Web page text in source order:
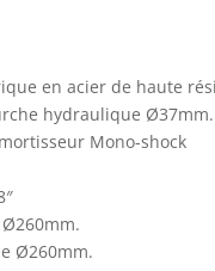
en acier de haute
hydraulique Ø37mm.
Mono-shock
Ø260mm.